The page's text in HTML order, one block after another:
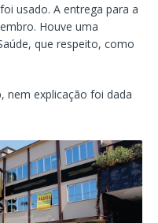
usado. A entrega para a
Houve uma
que respeito, como
nem explicação foi dada